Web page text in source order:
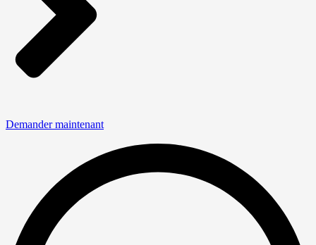
Demander maintenant